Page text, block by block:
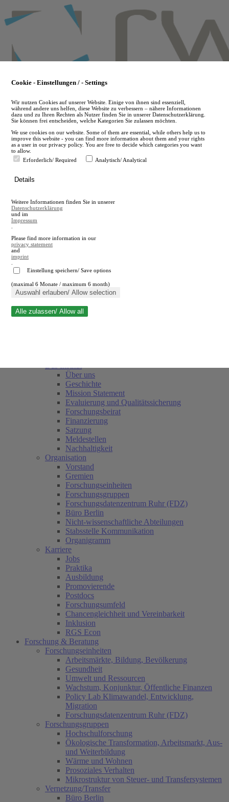
to
main
en
A
A
Suche schließen
Über uns
Geschichte
Mission Statement
Evaluierung und Qualitätssicherung
Forschungsbeirat
Finanzierung
Satzung
Meldestellen
Nachhaltigkeit
Organisation
Vorstand
Gremien
Forschungseinheiten
Forschungsgruppen
Forschungsdatenzentrum Ruhr (FDZ)
Büro Berlin
Nicht-wissenschaftliche Abteilungen
Stabsstelle Kommunikation
Organigramm
Karriere
Jobs
Praktika
Ausbildung
Promovierende
Postdocs
Forschungsumfeld
Chancengleichheit und Vereinbarkeit
Inklusion
RGS Econ
Forschung & Beratung
Forschungseinheiten
Arbeitsmärkte, Bildung, Bevölkerung
Gesundheit
Umwelt und Ressourcen
Wachstum, Konjunktur, Öffentliche Finanzen
Policy Lab Klimawandel, Entwicklung,
Migration
Forschungsdatenzentrum Ruhr (FDZ)
Forschungsgruppen
Hochschulforschung
Ökologische Transformation, Arbeitsmarkt, Aus-
und Weiterbildung
Wärme und Wohnen
Prosoziales Verhalten
Mikrostruktur von Steuer- und Transfersystemen
Vernetzung/Transfer
Büro Berlin
Cookie - Einstellungen / - Settings
Wir nutzen Cookies auf unserer Website. Einige von ihnen sind essenziell,
während andere uns helfen, diese Website zu verbessern – nähere Informationen
dazu und zu Ihren Rechten als Nutzer finden Sie in unserer Datenschutzerklärung.
Sie können frei entscheiden, welche Kategorien Sie zulassen möchten.
We use cookies on our website. Some of them are essential, while others help us to
improve this website - you can find more information about them and your rights
as a user in our privacy policy. You are free to decide which categories you want
to allow.
Erforderlich/ Required
Analytisch/ Analytical
Details
Weitere Informationen finden Sie in unserer
Datenschutzerklärung
und im
Impressum
Please find more information in our
privacy statement
and
imprint
Einstellung speichern/ Save options
(maximal 6 Monate / maximum 6 month)
Auswahl erlauben/ Allow selection
Alle zulassen/ Allow all